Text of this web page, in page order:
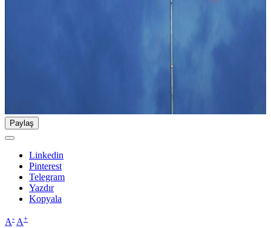
Paylaş
Linkedin
Pinterest
Telegram
Yazdır
Kopyala
A- A+